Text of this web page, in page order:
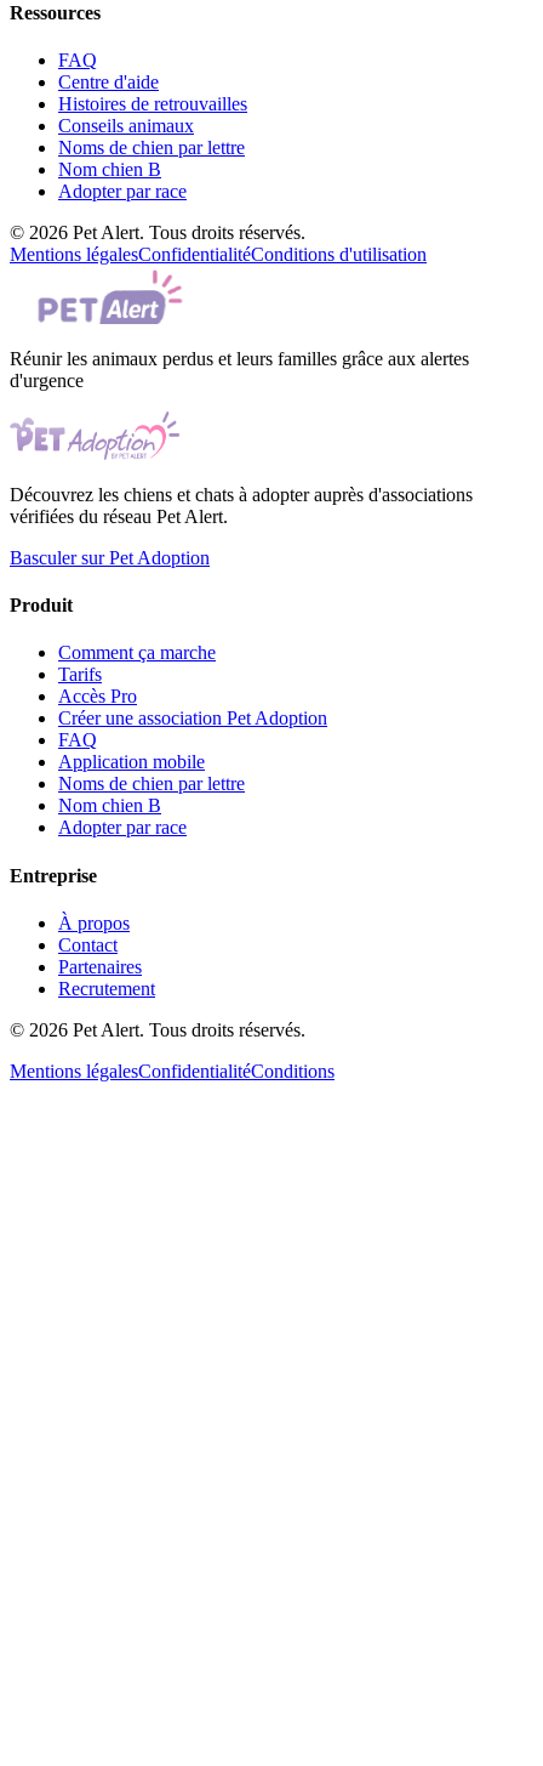
Ressources
FAQ
Centre d'aide
Histoires de retrouvailles
Conseils animaux
Noms de chien par lettre
Nom chien B
Adopter par race
© 2026 Pet Alert. Tous droits réservés.
Mentions légalesConfidentialitéConditions d'utilisation
Réunir les animaux perdus et leurs familles grâce aux alertes
d'urgence
Découvrez les chiens et chats à adopter auprès d'associations
vérifiées du réseau Pet Alert.
Basculer sur Pet Adoption
Produit
Comment ça marche
Tarifs
Accès Pro
Créer une association Pet Adoption
FAQ
Application mobile
Noms de chien par lettre
Nom chien B
Adopter par race
Entreprise
À propos
Contact
Partenaires
Recrutement
© 2026 Pet Alert. Tous droits réservés.
Mentions légalesConfidentialitéConditions